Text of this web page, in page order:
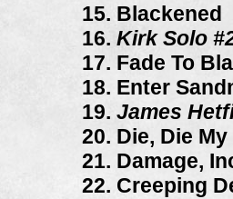
15. Blackened
16. Kirk Solo
17. Fade To
18. Enter
19. James
20. Die, Die
21. Damage,
22. Creeping